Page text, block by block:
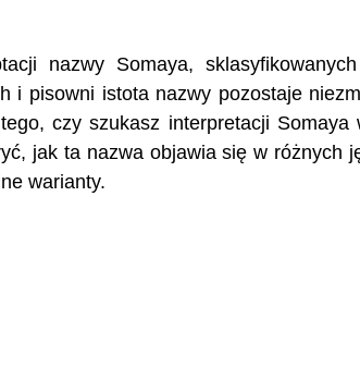
nazwy Somaya, sklasyfikowanych
i pisowni istota nazwy pozostaje
czy szukasz interpretacji Somaya
jak ta nazwa objawia się w różnych
warianty.